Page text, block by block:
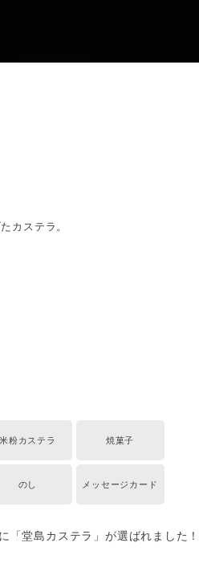
カステラ。
米粉カステラ 焼菓子
のし メッセージカード
「堂島カステラ」が選ばれました！